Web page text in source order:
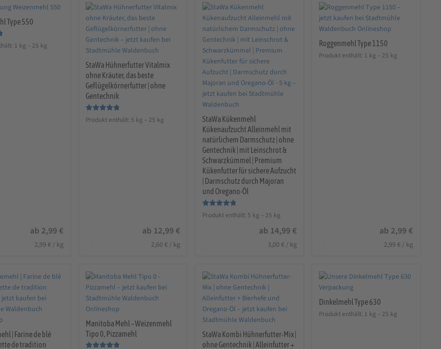
Type 550
1 kg – 25 kg
ab 2,99 €
2,99 € / kg
StaWa Hühnerfutter Vitalmix
ohne Kräuter, das beste
Geflügelkörnerfutter | ohne
Gentechnik
Bewertet mit
Produkt enthält: 5 kg – 25 kg
ab 12,99 €
2,60 € / kg
StaWa Kükenmehl
Kükenaufzucht Alleinmehl mit
natürlichem Darmschutz | ohne
Gentechnik | mit Leinschrot &
Schwarzkümmel | Premium
Kükenfutter für sichere Aufzucht
| Darmschutz durch Majoran
und Oregano-Öl
Bewertet mit
Produkt enthält: 5 kg – 25 kg
ab 14,99 €
3,00 € / kg
Roggenmehl Type 1150
Produkt enthält: 1 kg – 25 kg
ab 2,99€
2,99 € / kg
| Farine de blé
de tradition
Manitoba Mehl – Weizenmehl
Tipo 0, Pizzamehl
StaWa Kombi Hühnerfutter-Mix |
ohne Gentechnik | Alleinfutter +
Dinkelmehl Type 630
Produkt enthält: 1 kg – 25 kg